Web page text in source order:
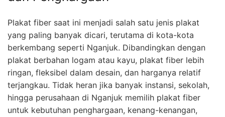
Plakat fiber saat ini menjadi salah satu jenis plakat
yang paling banyak dicari, terutama di kota-kota
berkembang seperti Nganjuk. Dibandingkan dengan
plakat berbahan logam atau kayu, plakat fiber lebih
ringan, fleksibel dalam desain, dan harganya relatif
terjangkau. Tidak heran jika banyak instansi, sekolah,
hingga perusahaan di Nganjuk memilih plakat fiber
untuk kebutuhan penghargaan, kenang-kenangan,